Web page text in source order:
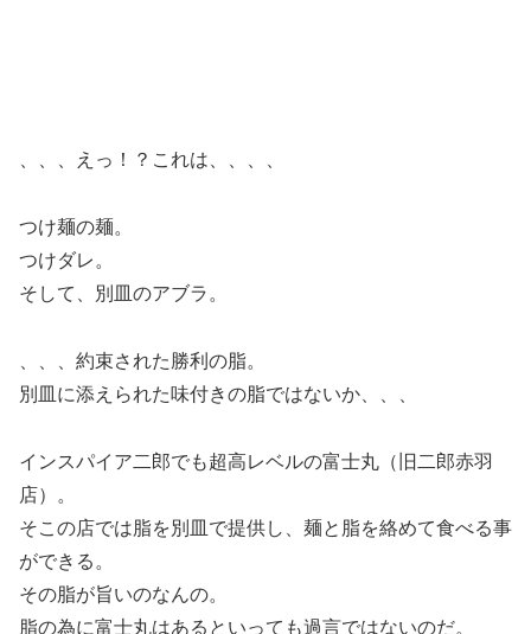
、、、えっ！？これは、、、、
つけ麺の麺。
つけダレ。
そして、別皿のアブラ。
、、、約束された勝利の脂。
別皿に添えられた味付きの脂ではないか、、、
インスパイア二郎でも超高レベルの富士丸（旧二郎赤羽
店）。
そこの店では脂を別皿で提供し、麺と脂を絡めて食べる事
ができる。
その脂が旨いのなんの。
脂の為に富士丸はあるといっても過言ではないのだ。